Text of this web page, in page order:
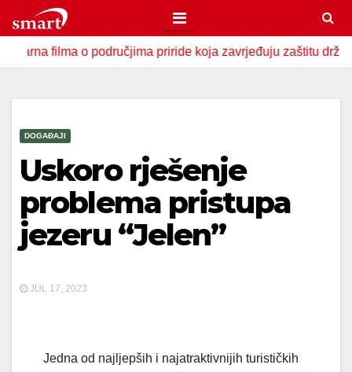
to
contento područjima priride koja zavrjeđuju zaštitu države
DOGAĐAJI
Uskoro rješenje
problema pristupa
jezeru “Jelen”
JUL 17, 2023
Jedna od najljepših i najatraktivnijih turističkih